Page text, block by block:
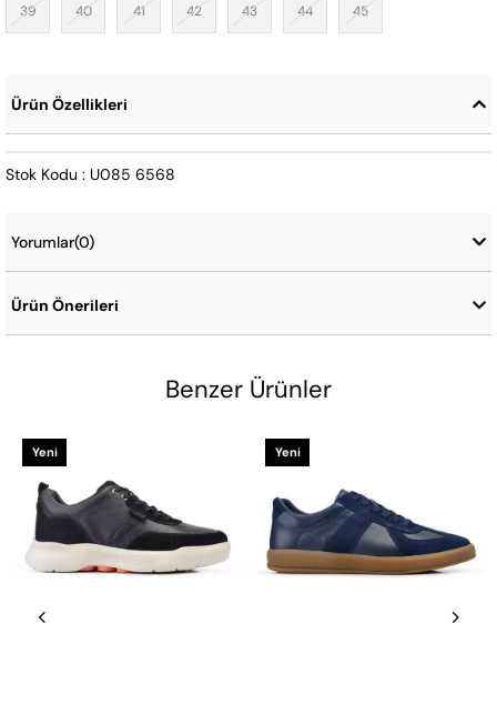
39 40 41 42 43 44 45
Ürün Özellikleri
Stok Kodu : U085 6568
Yorumlar(0)
Ürün Önerileri
Benzer Ürünler
Yeni
Ürün
Yeni